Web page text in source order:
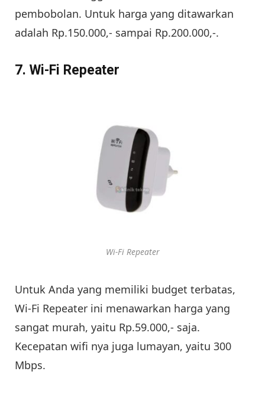
pembobolan. Untuk harga yang ditawarkan
adalah Rp.150.000,- sampai Rp.200.000,-.
7. Wi-Fi Repeater
Wi-Fi Repeater
Untuk Anda yang memiliki budget terbatas,
Wi-Fi Repeater ini menawarkan harga yang
sangat murah, yaitu Rp.59.000,- saja.
Kecepatan wifi nya juga lumayan, yaitu 300
Mbps.